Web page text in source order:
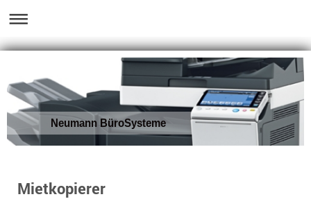
Neumann BüroSysteme
Mietkopierer